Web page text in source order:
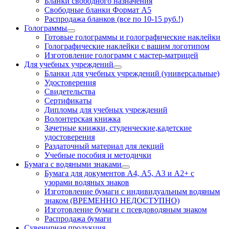
Свободные бланки Формат А5
Распродажа бланков (все по 10-15 руб.!)
Голограммы
Готовые голограммы и голографические наклейки
Голографические наклейки с вашим логотипом
Изготовление голограмм с мастер-матрицей
Для учебных учреждений
Бланки для учебных учреждений (универсальные)
Удостоверения
Свидетельства
Сертификаты
Дипломы для учебных учреждений
Волонтерская книжка
Зачетные книжки, студенческие,кадетские
удостоверения
Раздаточный материал для лекций
Учебные пособия и методички
Бумага с водяными знаками
Бумага для документов А4, А5, А3 и А2+ с
узорами водяных знаков
Изготовление бумаги с индивидуальным водяным
знаком (ВРЕМЕННО НЕДОСТУПНО)
Изготовление бумаги с псевдоводяным знаком
Распродажа бумаги